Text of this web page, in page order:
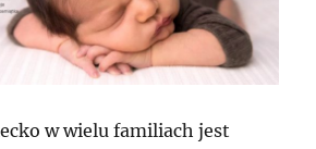
w wielu familiach jest